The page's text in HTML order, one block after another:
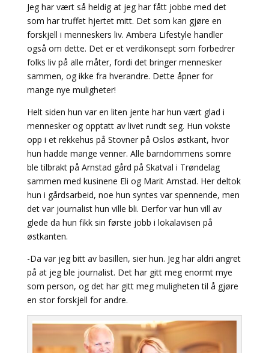
Jeg har vært så heldig at jeg har fått jobbe med det
som har truffet hjertet mitt. Det som kan gjøre en
forskjell i menneskers liv. Ambera Lifestyle handler
også om dette. Det er et verdikonsept som forbedrer
folks liv på alle måter, fordi det bringer mennesker
sammen, og ikke fra hverandre. Dette åpner for
mange nye muligheter!
Helt siden hun var en liten jente har hun vært glad i
mennesker og opptatt av livet rundt seg. Hun vokste
opp i et rekkehus på Stovner på Oslos østkant, hvor
hun hadde mange venner. Alle barndommens somre
ble tilbrakt på Arnstad gård på Skatval i Trøndelag
sammen med kusinene Eli og Marit Arnstad. Her deltok
hun i gårdsarbeid, noe hun syntes var spennende, men
det var journalist hun ville bli. Derfor var hun vill av
glede da hun fikk sin første jobb i lokalavisen på
østkanten.
-Da var jeg bitt av basillen, sier hun. Jeg har aldri angret
på at jeg ble journalist. Det har gitt meg enormt mye
som person, og det har gitt meg muligheten til å gjøre
en stor forskjell for andre.